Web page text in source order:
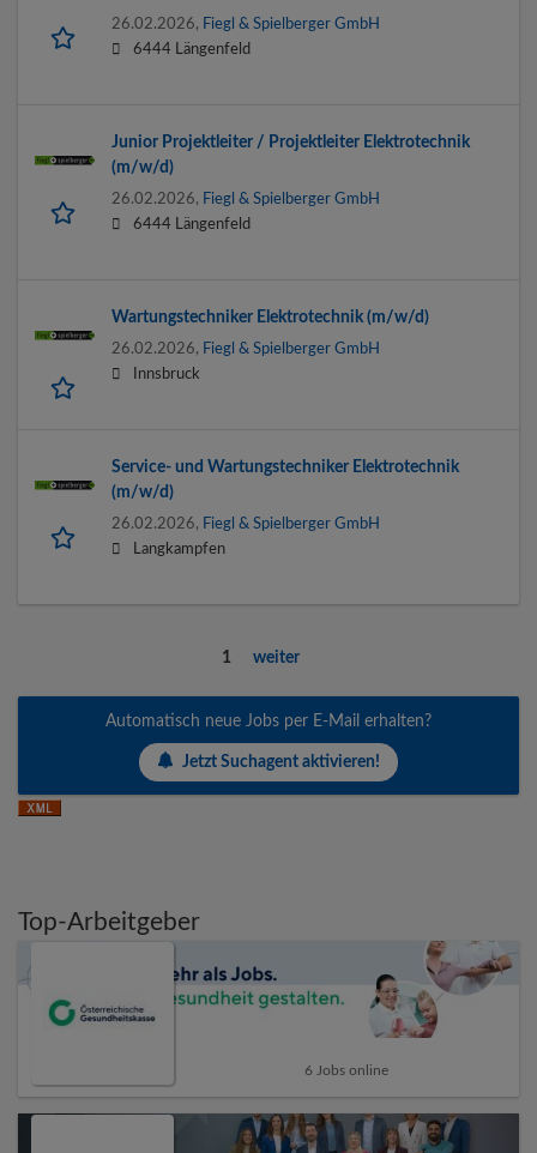
26.02.2026, Fiegl & Spielberger GmbH
6444 Längenfeld
Junior Projektleiter / Projektleiter Elektrotechnik
(m/w/d)
26.02.2026, Fiegl & Spielberger GmbH
6444 Längenfeld
Wartungstechniker Elektrotechnik (m/w/d)
26.02.2026, Fiegl & Spielberger GmbH
Innsbruck
Service- und Wartungstechniker Elektrotechnik
(m/w/d)
26.02.2026, Fiegl & Spielberger GmbH
Langkampfen
1 weiter
Automatisch neue Jobs per E-Mail erhalten?
Jetzt Suchagent aktivieren!
Top-Arbeitgeber
6 Jobs online